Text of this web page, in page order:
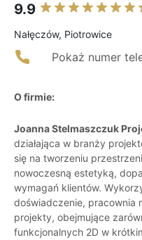
9.9
Nałęczów, Piotrowice
Pokaż numer
O firmie:
Joanna Stelmaszczuk
działająca w branży
się na tworzeniu
nowoczesną estetyką,
wymagań klientów.
doświadczenie, pracownia
projekty, obejmujące
funkcjonalnych 2D w